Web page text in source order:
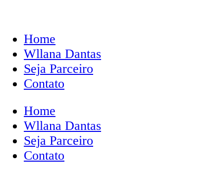
Home
Wllana Dantas
Seja Parceiro
Contato
Home
Wllana Dantas
Seja Parceiro
Contato